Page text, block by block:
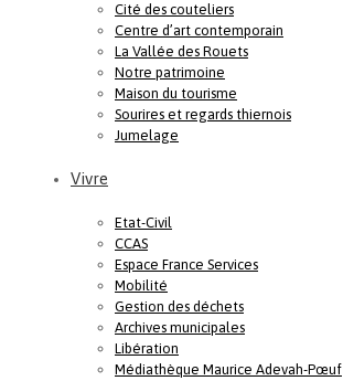
Cité des couteliers
Centre d’art contemporain
La Vallée des Rouets
Notre patrimoine
Maison du tourisme
Sourires et regards thiernois
Jumelage
Vivre
Etat-Civil
CCAS
Espace France Services
Mobilité
Gestion des déchets
Archives municipales
Libération
Médiathèque Maurice Adevah-Pœuf